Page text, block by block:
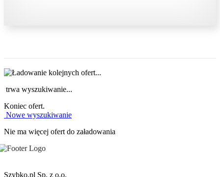
trwa wyszukiwanie...
Koniec ofert.
Nowe wyszukiwanie
Nie ma więcej ofert do załadowania
Szybko.pl Sp. z o.o.